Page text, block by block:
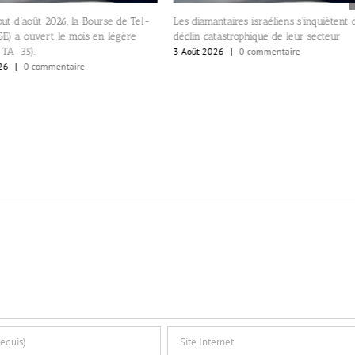
Les diamantaires israéliens s’inquiètent d’un
déclin catastrophique de leur secteur
3 Août 2026
Quizz IsraelValley.
Miami est-elle un
Israéliens?
1 Août 2026 |